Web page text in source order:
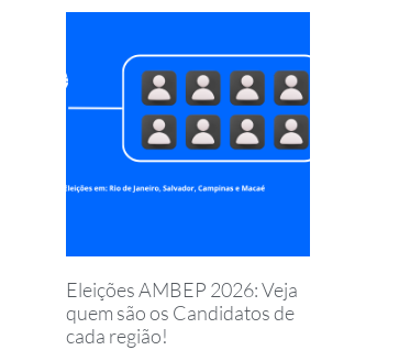
Eleições AMBEP 2026: Veja
quem são os Candidatos de
cada região!